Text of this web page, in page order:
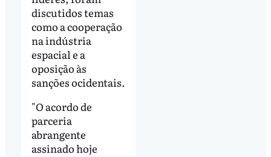
discutidos temas
como a cooperação
na indústria
espacial e a
oposição às
sanções ocidentais.
"O acordo de
parceria
abrangente
assinado hoje